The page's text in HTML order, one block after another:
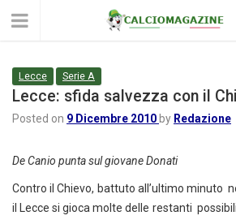
Lecce Serie A
Lecce: sfida salvezza con il
Posted on 9 Dicembre 2010 by Redazione
De Canio punta sul giovane Donati
Contro il Chievo, battuto all’ultimo minuto
il Lecce si gioca molte delle restanti